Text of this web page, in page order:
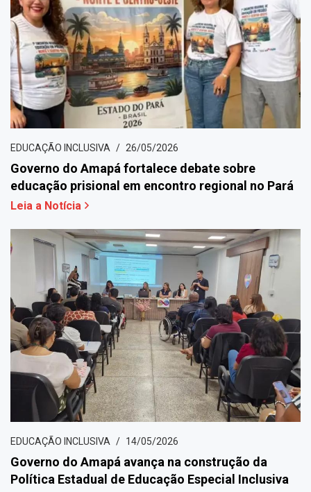
EDUCAÇÃO INCLUSIVA 26/05/2026
Governo do Amapá fortalece debate sobre
educação prisional em encontro regional no Pará
Leia a Notícia
EDUCAÇÃO INCLUSIVA 14/05/2026
Governo do Amapá avança na construção da
Política Estadual de Educação Especial Inclusiva